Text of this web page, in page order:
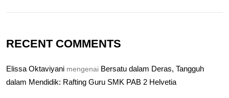
RECENT COMMENTS
Elissa Oktaviyani mengenai Bersatu dalam Deras, Tangguh
dalam Mendidik: Rafting Guru SMK PAB 2 Helvetia